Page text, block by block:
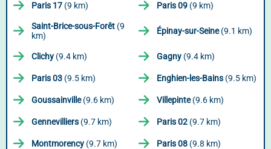
Paris 17 (9 km) Paris 09 (9 km)
Saint-Brice-sous-Forêt (9
km)
Épinay-sur-Seine(9.1 km)
Clichy (9.4 km) Gagny (9.4 km)
Paris 03 (9.5 km) Enghien-les-Bains (9.5 km)
Goussainville(9.6 km) Villepinte(9.6 km)
Gennevilliers (9.7 km) Paris 02 (9.7 km)
Montmorency (9.7 km) Paris 08 (9.8 km)